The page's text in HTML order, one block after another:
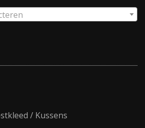
/ Kussens